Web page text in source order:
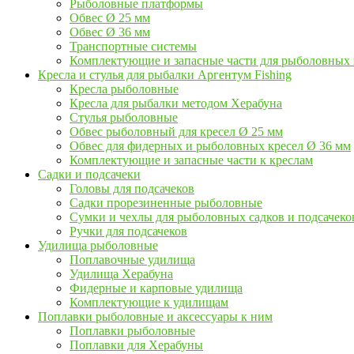
Рыболовные платформы
Обвес Ø 25 мм
Обвес Ø 36 мм
Транспортные системы
Комплектующие и запасные части для рыболовных
Кресла и стулья для рыбалки Аргентум Fishing
Кресла рыболовные
Кресла для рыбалки методом Херабуна
Стулья рыболовные
Обвес рыболовный для кресел Ø 25 мм
Обвес для фидерных и рыболовных кресел Ø 36 мм
Комплектующие и запасные части к креслам
Садки и подсачеки
Головы для подсачеков
Садки прорезиненные рыболовные
Сумки и чехлы для рыболовных садков и
Ручки для подсачеков
Удилища рыболовные
Поплавочные удилища
Удилища Херабуна
Фидерные и карповые удилища
Комплектующие к удилищам
Поплавки рыболовные и аксессуары к ним
Поплавки рыболовные
Поплавки для Херабуны